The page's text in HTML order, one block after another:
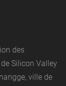
des
Silicon Valley
ville de